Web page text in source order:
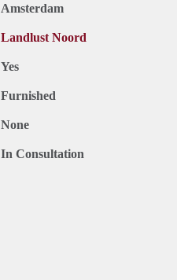
Amsterdam
Landlust Noord
Yes
Furnished
None
In Consultation